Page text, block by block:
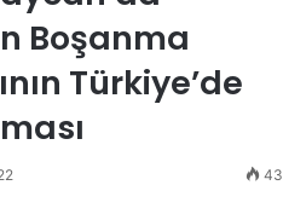
Boşanma
Türkiye’de
43